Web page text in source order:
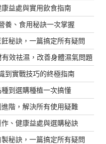
益處與實用飲食指南
養、食用秘訣一次掌握
秘訣，一篇搞定所有疑問
效祛濕，改善身體濕氣問題
到實戰技巧的終極指南
到選購種植一次搞懂
階，解決所有使用疑難
、健康益處與選購秘訣
秘訣，一篇搞定所有疑問